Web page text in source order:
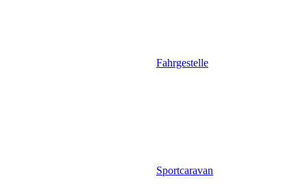
Fahrgestelle
Sportcaravan